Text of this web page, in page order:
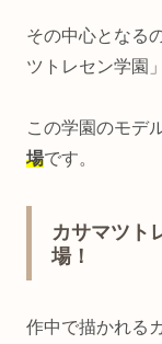
その中心となる
ツトレセン学園
この学園のモデ
場です。
カサマツト
場！
作中で描かれる